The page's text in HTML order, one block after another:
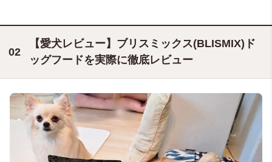
【愛犬レビュー】ブリスミックス(BLISMIX)ド
ッグフードを実際に徹底レビュー